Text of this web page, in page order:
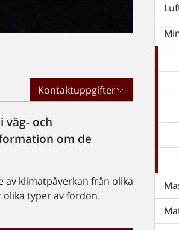
Kontaktuppgifter
väg- och
om de
klimatpåverkan från olika
typer av fordon.